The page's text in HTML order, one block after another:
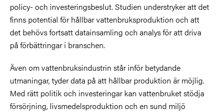
policy- och investeringsbeslut. Studien understryker att det
finns potential för hållbar vattenbruksproduktion och att
det behövs fortsatt datainsamling och analys för att driva
på förbättringar i branschen.
Även om vattenbruksindustrin står inför betydande
utmaningar, tyder data på att hållbar produktion är möjlig.
Med rätt politik och investeringar kan vattenbruket stödja
försörjning, livsmedelsproduktion och en sund miljö